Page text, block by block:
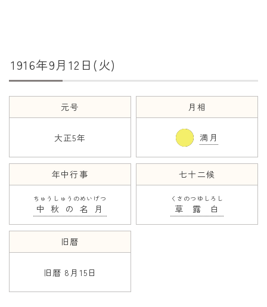
二十八宿
二十七宿
誕生シンボル
年齢と学年
年齢・干支
子供のお祝い
長寿のお祝い
季節の工作
1916年9月12日(火)
元号
大正5年
月相
満月
年中行事
中秋の名月
ちゅうしゅうのめいげつ
七十二候
草露白
くさのつゆしろし
旧暦
旧暦 8月15日